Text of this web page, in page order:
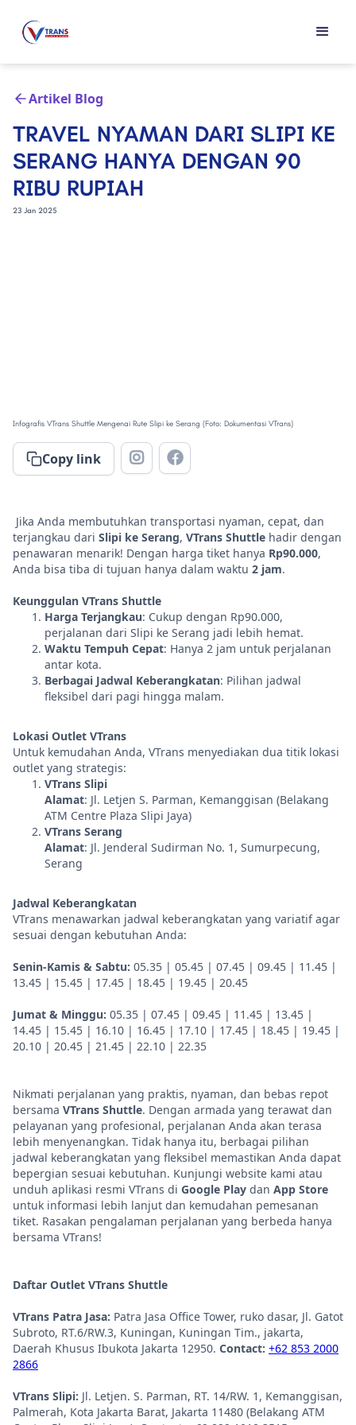
Artikel Blog
TRAVEL NYAMAN DARI SLIPI KE
SERANG HANYA DENGAN 90
RIBU RUPIAH
23 Jan 2025
Infografis VTrans Shuttle Mengenai Rute Slipi ke Serang (Foto: Dokumentasi VTrans)
Copy link  
Jika Anda membutuhkan transportasi nyaman, cepat, dan
terjangkau dari Slipi ke Serang, VTrans Shuttle hadir dengan
penawaran menarik! Dengan harga tiket hanya Rp90.000,
Anda bisa tiba di tujuan hanya dalam waktu 2 jam.
Keunggulan VTrans Shuttle
Harga Terjangkau: Cukup dengan Rp90.000,
perjalanan dari Slipi ke Serang jadi lebih hemat.
Waktu Tempuh Cepat: Hanya 2 jam untuk perjalanan
antar kota.
Berbagai Jadwal Keberangkatan: Pilihan jadwal
fleksibel dari pagi hingga malam.
Lokasi Outlet VTrans
Untuk kemudahan Anda, VTrans menyediakan dua titik lokasi
outlet yang strategis:
VTrans Slipi
Alamat: Jl. Letjen S. Parman, Kemanggisan (Belakang
ATM Centre Plaza Slipi Jaya)
VTrans Serang
Alamat: Jl. Jenderal Sudirman No. 1, Sumurpecung,
Serang
Jadwal Keberangkatan
VTrans menawarkan jadwal keberangkatan yang variatif agar
sesuai dengan kebutuhan Anda:
Senin-Kamis & Sabtu: 05.35 | 05.45 | 07.45 | 09.45 | 11.45 |
13.45 | 15.45 | 17.45 | 18.45 | 19.45 | 20.45
Jumat & Minggu: 05.35 | 07.45 | 09.45 | 11.45 | 13.45 |
14.45 | 15.45 | 16.10 | 16.45 | 17.10 | 17.45 | 18.45 | 19.45 |
20.10 | 20.45 | 21.45 | 22.10 | 22.35
Nikmati perjalanan yang praktis, nyaman, dan bebas repot
bersama VTrans Shuttle. Dengan armada yang terawat dan
pelayanan yang profesional, perjalanan Anda akan terasa
lebih menyenangkan. Tidak hanya itu, berbagai pilihan
jadwal keberangkatan yang fleksibel memastikan Anda dapat
bepergian sesuai kebutuhan. Kunjungi website kami atau
unduh aplikasi resmi VTrans di Google Play dan App Store
untuk informasi lebih lanjut dan kemudahan pemesanan
tiket. Rasakan pengalaman perjalanan yang berbeda hanya
bersama VTrans!
Daftar Outlet VTrans Shuttle
VTrans Patra Jasa: Patra Jasa Office Tower, ruko dasar, Jl. Gatot
Subroto, RT.6/RW.3, Kuningan, Kuningan Tim., jakarta,
Daerah Khusus Ibukota Jakarta 12950. Contact: +62 853 2000
2866
VTrans Slipi: Jl. Letjen. S. Parman, RT. 14/RW. 1, Kemanggisan,
Palmerah, Kota Jakarta Barat, Jakarta 11480 (Belakang ATM